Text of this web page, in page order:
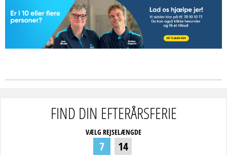
FIND DIN EFTERÅRSFERIE
VÆLG REJSELÆNGDE
7 14